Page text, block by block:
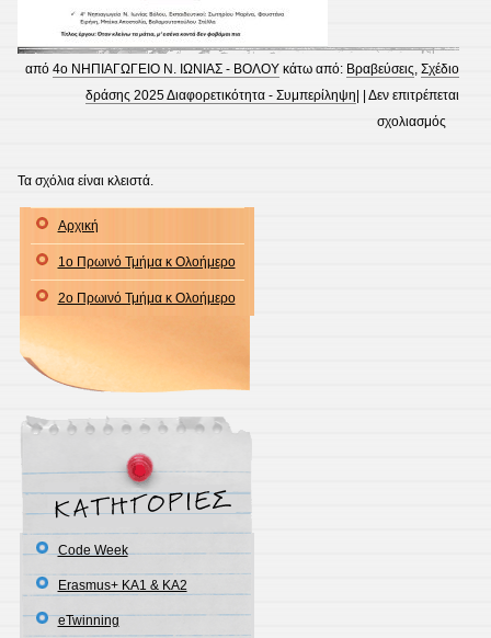
από4ο ΝΗΠΙΑΓΩΓΕΙΟ Ν. ΙΩΝΙΑΣ - ΒΟΛΟΥ κάτω από: Βραβεύσεις,Σχέδιο
δράσης 2025 Διαφορετικότητα - Συμπερίληψη | |Δεν επιτρέπεται
σχολιασμός
Τα σχόλια είναι κλειστά.
Αρχική
1ο Πρωινό Τμήμα κ Ολοήμερο
2ο Πρωινό Τμήμα κ Ολοήμερο
Code Week
Erasmus+ KA1 & ΚΑ2
eTwinning